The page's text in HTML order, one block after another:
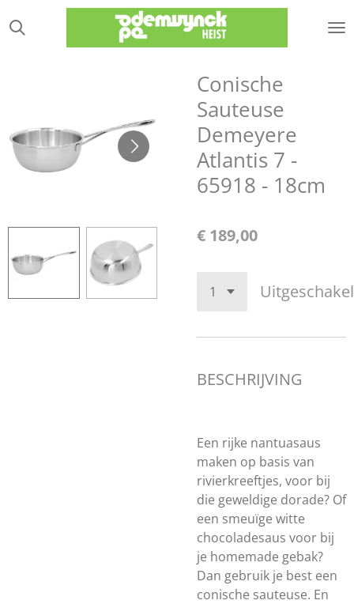
direct
Conische
Sauteuse
Demeyere
Atlantis 7 -
65918 - 18cm
€ 189,00
BESCHRIJVING
Een rijke nantuasaus
maken op basis van
rivierkreeftjes, voor bij
die geweldige dorade? Of
een smeuïge witte
chocoladesaus voor bij
je homemade gebak?
Dan gebruik je best een
conische sauteuse. En